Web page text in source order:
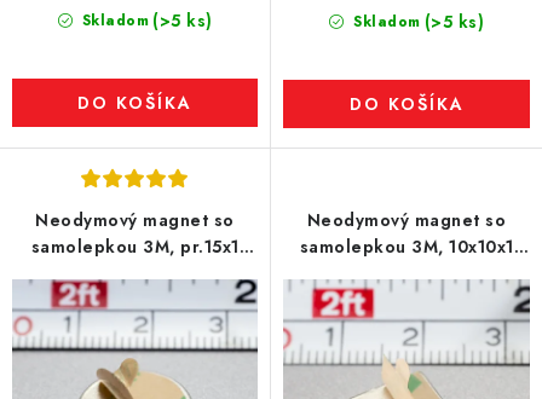
Skladom (>5 ks)
DO KOŠÍKA
Skladom (>5 ks)
DO KOŠÍKA
Neodymový magnet so
samolepkou 3M, pr.15x1
mm, hrúbka samolepky
0,06 mm
Neodymový magnet so
samolepkou 3M, 10x10x1
mm, hrúbka samolepky
0,06 mm